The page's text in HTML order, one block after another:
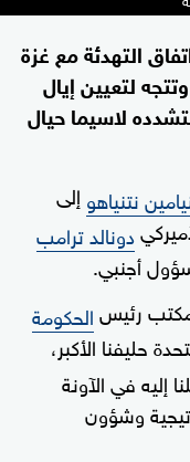
التهدئة مع غزة
لتعيين إيال
لاسيما حيال
نتنياهو إلى
دونالد ترامب
أجنبي.
رئيسالحكومة
حليفنا الأكبر،
إليه في الآونة
وشؤون